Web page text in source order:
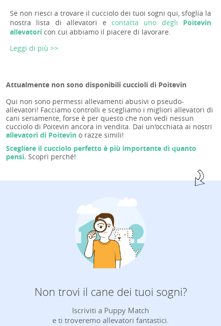
Se non riesci a trovare il cucciolo dei tuoi sogni qui, sfoglia la
nostra lista di allevatori e contatta uno degli Poitevin
allevatori con cui abbiamo il piacere di lavorare.
Leggi di più >>
Attualmente non sono disponibili cuccioli di Poitevin
Qui non sono permessi allevamenti abusivi o pseudo-
allevatori! Facciamo controlli e scegliamo i migliori allevatori di
cani seriamente, forse è per questo che non vedi nessun
cucciolo di Poitevin ancora in vendita. Dai un'occhiata ai nostri
allevatori di Poitevin o razze simili!
Scegliere il cucciolo perfetto è più importante di quanto
pensi. Scopri perché!
Non trovi il cane dei tuoi sogni?
Iscriviti a Puppy Match
e ti troveremo allevatori fantastici.